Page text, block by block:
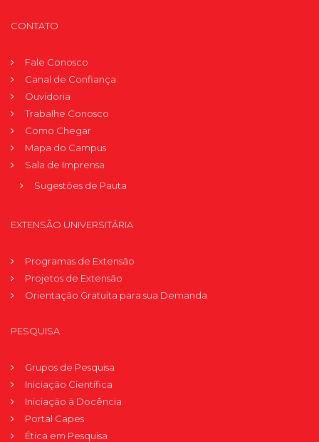
CONTATO
Fale Conosco
Canal de Confiança
Ouvidoria
Trabalhe Conosco
Como Chegar
Mapa do Campus
Sala de Imprensa
Sugestões de Pauta
EXTENSÃO UNIVERSITÁRIA
Programas de Extensão
Projetos de Extensão
Orientação Gratuita para sua Demanda
PESQUISA
Grupos de Pesquisa
Iniciação Científica
Iniciação à Docência
Portal Capes
Ética em Pesquisa